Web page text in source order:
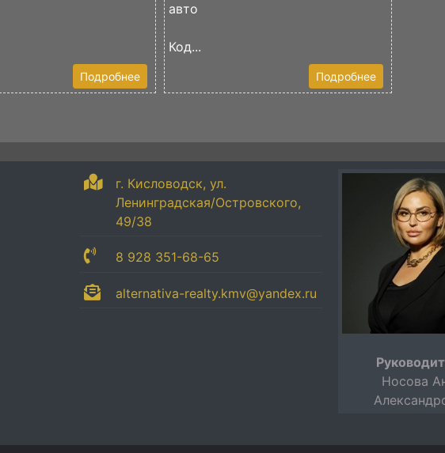
Подробнее
авто
Код...
Подробнее
г. Кисловодск, ул.
Ленинградская/Островского,
49/38
8 928 351-68-65
alternativa-realty.kmv@yandex.ru
Носова